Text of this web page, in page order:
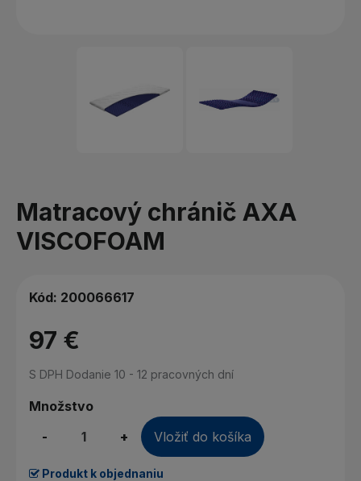
Matracový chránič AXA
VISCOFOAM
Kód: 200066617
97 €
S DPH Dodanie 10 - 12 pracovných dní
Množstvo
-
+ Vložiť do košíka
Produkt k objednaniu